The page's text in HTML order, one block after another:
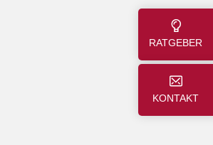
RATGEBER
KONTAKT